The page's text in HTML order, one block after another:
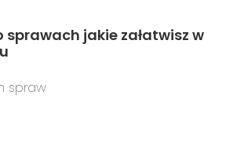
sprawach jakie załatwisz w
spraw